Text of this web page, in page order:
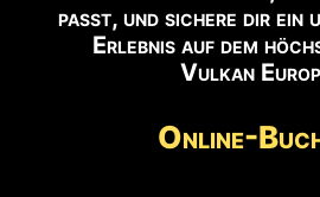
passt, und sichere dir ein
Erlebnis auf dem
Vulkan
Online-